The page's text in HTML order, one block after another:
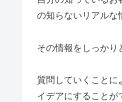
の知らないリアルな
その情報をしっかり
質問していくことに
イデアにすることが